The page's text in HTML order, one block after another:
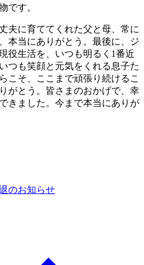
です。
夫に育ててくれた父と母、常に
本当にありがとう。最後に、ジ
役生活を、いつも明るく1番近
つも笑顔と元気をくれる息子た
こそ、ここまで頑張り続けるこ
がとう。皆さまのおかげで、幸
きました。今まで本当にありが
のお知らせ